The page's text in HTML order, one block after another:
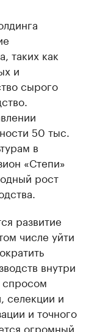
таких как
и
сырого
50 тыс.
в
«Степи»
рост
развитие
числе уйти
внутри
спросом
селекции и
и точного
огромный